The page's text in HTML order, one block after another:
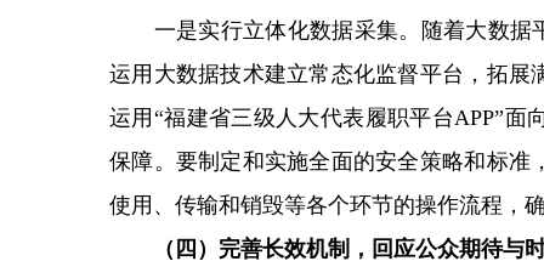
一是实行立体化数据采集。随着大数据
运用大数据技术建立常态化监督平台，拓
运用“福建省三级人大代表履职平台APP”
保障。要制定和实施全面的安全策略和标
使用、传输和销毁等各个环节的操作流程，
（四）完善长效机制，回应公众期待与